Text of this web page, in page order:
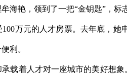
海艳，领到了一把“金钥匙”，标
万元的人才房票。去年底，
利。
载着人才对一座城市的美好想